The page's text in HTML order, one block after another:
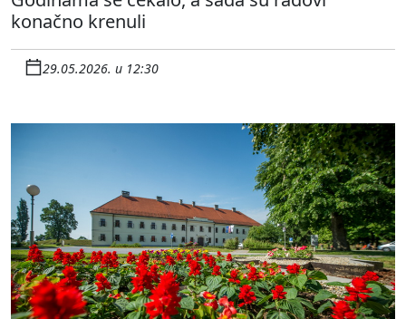
konačno krenuli
29.05.2026. u 12:30